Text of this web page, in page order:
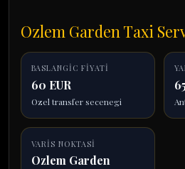
Ozlem Garden Taxi
BASLANGIC FIYATI
60 EUR
Ozel transfer secenegi
VARIS NOKTASI
Ozlem Garden